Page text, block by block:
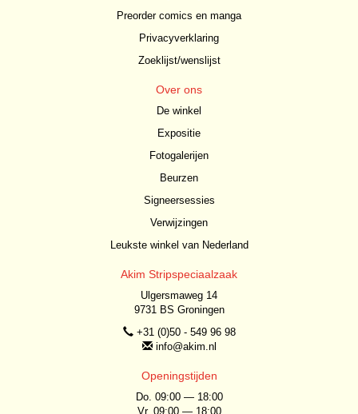
Preorder comics en manga
Privacyverklaring
Zoeklijst/wenslijst
Over ons
De winkel
Expositie
Fotogalerijen
Beurzen
Signeersessies
Verwijzingen
Leukste winkel van Nederland
Akim Stripspeciaalzaak
Ulgersmaweg 14
9731 BS Groningen
+31 (0)50 - 549 96 98
info@akim.nl
Openingstijden
Do. 09:00 — 18:00
Vr. 09:00 — 18:00